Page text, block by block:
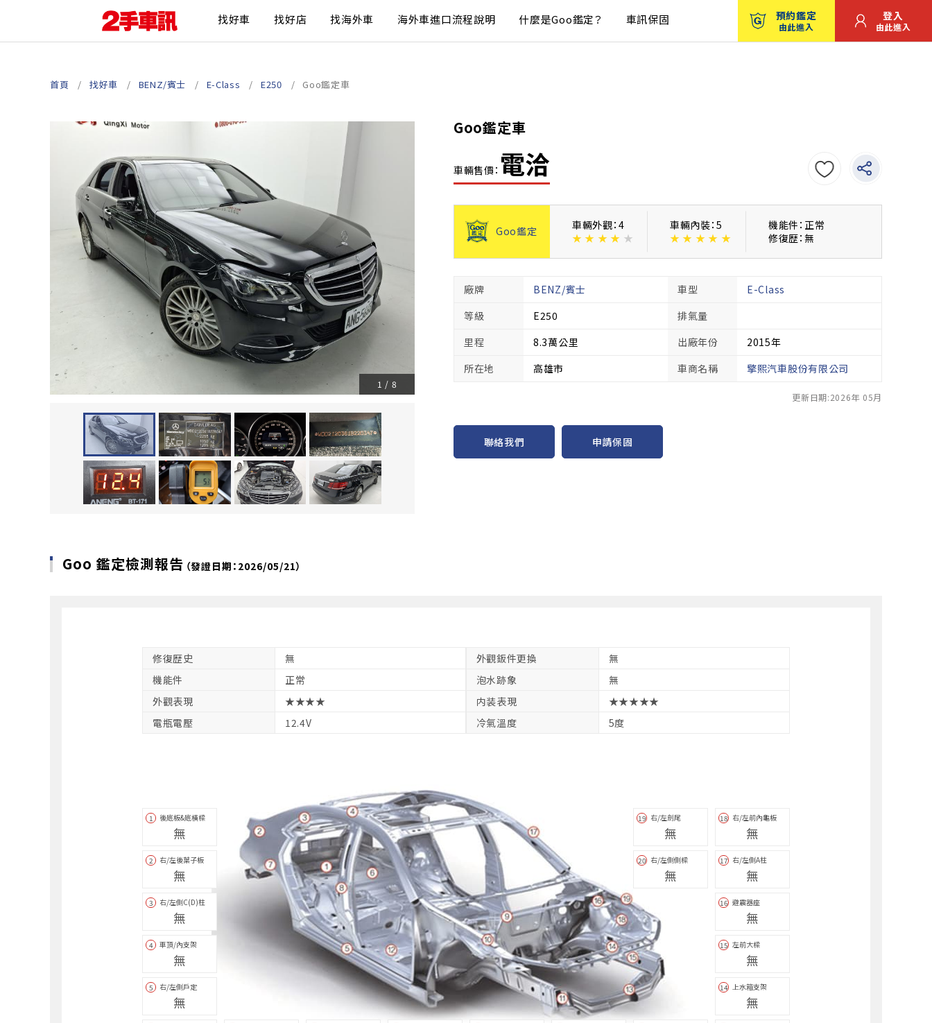
找好車 找好店 找海外車 海外車進口流程說明 什麼是Goo鑑定？ 車訊保固 預約鑑定
由此進入
登入
由此進入
首頁 找好車 BENZ/賓士 E-Class E250 Goo鑑定車
Goo鑑定車
車輛售價： 電洽
1 / 8
Goo鑑定
車輛外觀：4
★ ★ ★ ★ ★
車輛內裝：5
★ ★ ★ ★ ★
機能件：正常
修復歴：無
廠牌 BENZ/賓士 車型
E-Class
等級
E250
排氣量
里程
8.3萬公里 出廠年份
2015年
所在地
高雄市 車商名稱 擎熙汽車股份有限公司
更新日期:2026年 05月
聯絡我們 申請保固
Goo 鑑定檢測報告 （發證日期：2026/05/21）
修復歴史 無 外觀鈑件更換
無
機能件
正常 泡水跡象
無
外觀表現
★★★★ 内装表現
★★★★★
電瓶電壓
12.4V 冷氣溫度 5度
1 後底板&底橫樑
無
2 右/左後葉子板
無
3 右/左側C(D)柱
無
4 車頂/內支架
無
5 右/左側戶定
無
14 上水箱支架
無
15 左前大樑
無
16 避震器座
無
17 右/左側A柱
無
18 右/左前內龜板
無
19 右/左劍尾
無
20 右/左側側樑
無